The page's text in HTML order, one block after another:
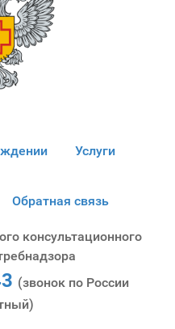
Услуги
Обратная связь
консультационного
(звонок по России